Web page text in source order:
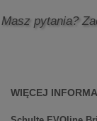
Masz pytania?
WIĘCEJ